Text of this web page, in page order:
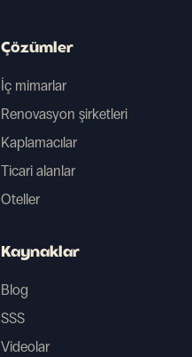
Çözümler
İç mimarlar
Renovasyon şirketleri
Kaplamacılar
Ticari alanlar
Oteller
Kaynaklar
Blog
SSS
Videolar